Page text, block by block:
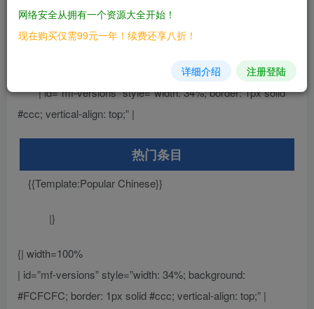
最新推荐
| id=”mf-versions” style=”width: 34%; border: 1px solid
#ccc; vertical-align: top;” |
热门条目
{{Template:Popular Chinese}}
|}
{| width=100%
| id=”mf-versions” style=”width: 34%; background:
#FCFCFC; border: 1px solid #ccc; vertical-align: top;” |
网络安全从拥有一个资源大全开始！
现在购买仅需99元一年！续费还享八折！
详细介绍 注册登陆